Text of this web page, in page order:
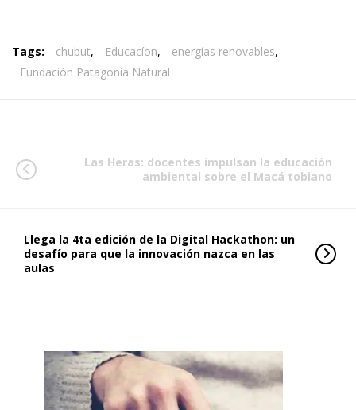
Tags: chubut, Educacíon, energías renovables,
Fundación Patagonia Natural
Las Heras: docentes impulsan la educación
ambiental sobre el Macá tobiano
Llega la 4ta edición de la Digital Hackathon: un
desafío para que la innovación nazca en las
aulas